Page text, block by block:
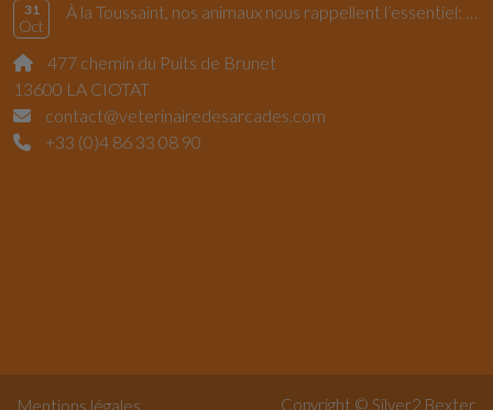
31
Oct
À la Toussaint, nos animaux nous rappellent l’essentiel: vivre l’instant présent
477 chemin du Puits de Brunet
13600 LA CIOTAT
contact@veterinairedesarcades.com
+33 (0)4 86 33 08 90
Mentions légales Copyright © Silver2 Bexter